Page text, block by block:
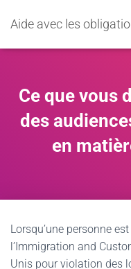
Aide avec les
Ce que vous
des
en
Lorsqu’une personne
l’Immigration and
Unis pour violation des